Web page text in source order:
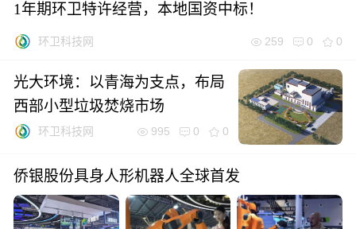
1年期环卫特许经营，本地国资中标！
环卫科技网 259 0 0
光大环境：以青海为支点，布局
西部小型垃圾焚烧市场
环卫科技网 995 0 0
侨银股份具身人形机器人全球首发